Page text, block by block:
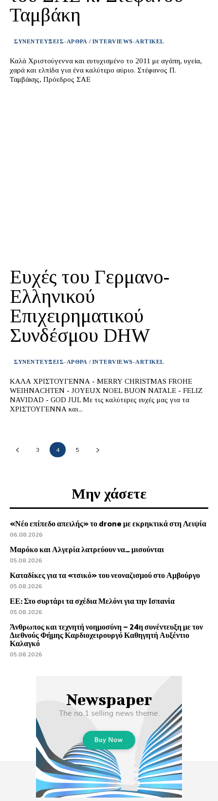
Ταμβάκη
ΣΥΝΕΝΤΕΥΞΕΙΣ-ΑΡΘΡΑ / INTERVIEWS-ARTIKEL
Καλά Χριστούγεννα και ευτυχισμένο το 2011 με αγάπη, υγεία,
χαρά και ελπίδα για ένα καλύτερο αύριο. Στέφανος Π.
Ταμβάκης, Πρόεδρος ΣΑΕ
Ευχές του Γερμανο-
Ελληνικού
Επιχειρηματικού
Συνδέσμου DHW
ΣΥΝΕΝΤΕΥΞΕΙΣ-ΑΡΘΡΑ / INTERVIEWS-ARTIKEL
KΑΛΑ ΧΡΙΣΤΟΥΓΕΝΝΑ - MERRY CHRISTMAS FROHE
WEIHNACHTEN - JOYEUX NOEL BUON NATALE - FELIZ
NAVIDAD - GOD JUL Με τις καλύτερες ευχές μας για τα
ΧΡΙΣΤΟΥΓΕΝΝΑ και...
3 4 5
Μην χάσετε
«Νέο επίπεδο απειλής» το drone με εκρηκτικά στη Λειψία
06.08.2026
Μαρόκο και Αλγερία λατρεύουν να… μισούνται
05.08.2026
Καταδίκες για τα «τσικό» του νεοναζισμού στο Αμβούργο
05.08.2026
ΕΕ: Στο συρτάρι τα σχέδια Μελόνι για την Ισπανία
05.08.2026
Άνθρωπος και τεχνητή νοημοσύνη – 24η συνέντευξη με τον
Διεθνούς Φήμης Καρδιοχειρουργό Καθηγητή Αυξέντιο
Καλαγκό
05.08.2026